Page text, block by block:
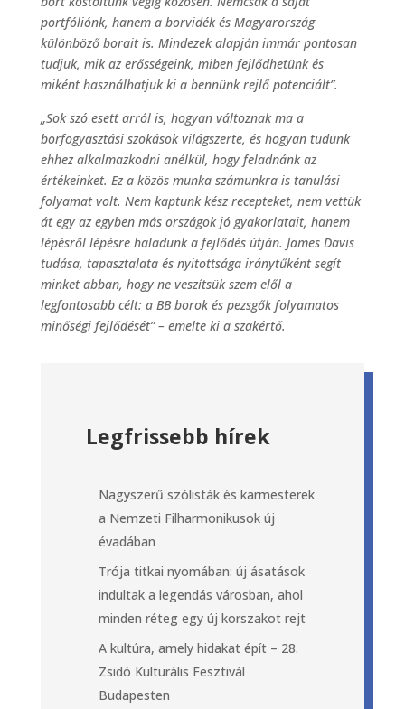
portfóliónk, hanem a borvidék és Magyarország
különböző borait is. Mindezek alapján immár pontosan
tudjuk, mik az erősségeink, miben fejlődhetünk és
miként használhatjuk ki a bennünk rejlő potenciált”.
„Sok szó esett arról is, hogyan változnak ma a
borfogyasztási szokások világszerte, és hogyan tudunk
ehhez alkalmazkodni anélkül, hogy feladnánk az
értékeinket. Ez a közös munka számunkra is tanulási
folyamat volt. Nem kaptunk kész recepteket, nem vettük
át egy az egyben más országok jó gyakorlatait, hanem
lépésről lépésre haladunk a fejlődés útján. James Davis
tudása, tapasztalata és nyitottsága iránytűként segít
minket abban, hogy ne veszítsük szem elől a
legfontosabb célt: a BB borok és pezsgők folyamatos
minőségi fejlődését” – emelte ki a szakértő.
Legfrissebb hírek
Nagyszerű szólisták és karmesterek
a Nemzeti Filharmonikusok új
évadában
Trója titkai nyomában: új ásatások
indultak a legendás városban, ahol
minden réteg egy új korszakot rejt
A kultúra, amely hidakat épít – 28.
Zsidó Kulturális Fesztivál
Budapesten